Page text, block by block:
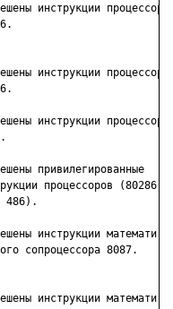
инструкции процессора
инструкции процессора
инструкции процессора
привилегированные
процессоров (80286,
инструкции математи-
сопроцессора 8087.
инструкции математи-